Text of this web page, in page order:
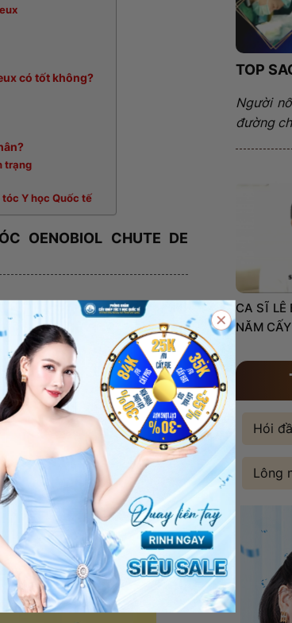
có tốt không?
trạng
Y học Quốc tế
OENOBIOL CHUTE DE
từ Pháp, thuộc thương hiệu
bổ sung làm đẹp từ bên
và dược sĩ Pháp, nổi bật
và móng.
cải thiện tình trạng rụng tóc,
thiếu hụt dinh dưỡng rất phổ
nhiên và khoa học, mang lại
TOP
Người
đường
CA SĨ LÊ
NĂM
Hói
Lông